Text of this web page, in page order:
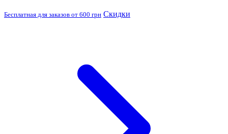
Бесплатная для заказов от 600 грн Скидки